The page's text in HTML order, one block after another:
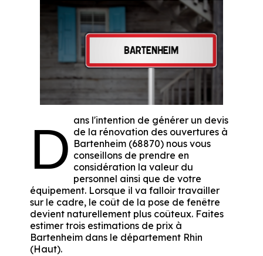
D ans l'intention de générer un devis
de la rénovation des ouvertures à
Bartenheim (68870) nous vous
conseillons de prendre en
considération la valeur du
personnel ainsi que de votre
équipement. Lorsque il va falloir travailler
sur le cadre, le coût de la pose de fenêtre
devient naturellement plus coûteux. Faites
estimer trois estimations de prix à
Bartenheim dans le département Rhin
(Haut).